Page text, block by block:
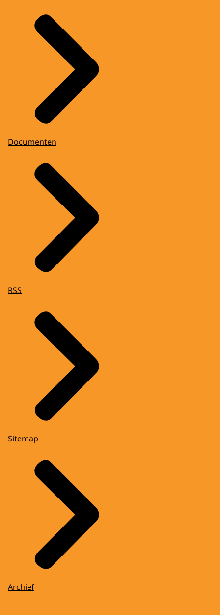
Documenten
RSS
Sitemap
Archief